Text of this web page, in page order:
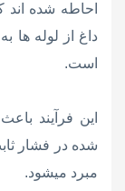
احاطه شده اند
داغ از لوله ها
است.
این فرآیند
شده در فشار
مبرد میشود.